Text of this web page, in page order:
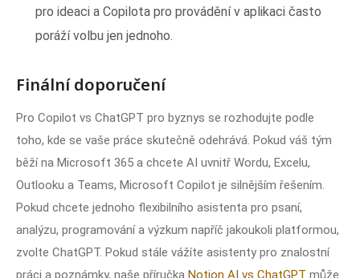
pro ideaci a Copilota pro provádění v aplikaci často
poráží volbu jen jednoho.
Finální doporučení
Pro Copilot vs ChatGPT pro byznys se rozhodujte podle
toho, kde se vaše práce skutečně odehrává. Pokud váš tým
běží na Microsoft 365 a chcete AI uvnitř Wordu, Excelu,
Outlooku a Teams, Microsoft Copilot je silnějším řešením.
Pokud chcete jednoho flexibilního asistenta pro psaní,
analýzu, programování a výzkum napříč jakoukoli platformou,
zvolte ChatGPT. Pokud stále vážíte asistenty pro znalostní